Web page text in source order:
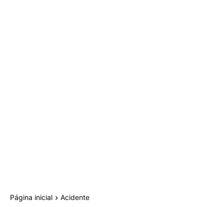
Página inicial Acidente